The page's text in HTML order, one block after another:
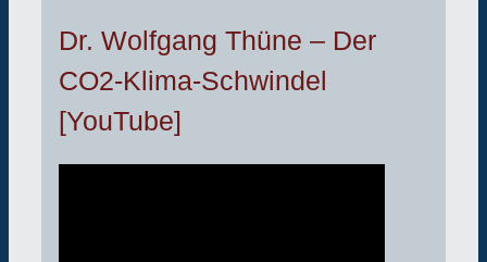
Dr. Wolfgang Thüne – Der
CO2-Klima-Schwindel
[YouTube]